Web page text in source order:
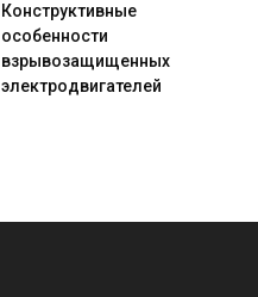
Конструктивные
особенности
взрывозащищенных
электродвигателей